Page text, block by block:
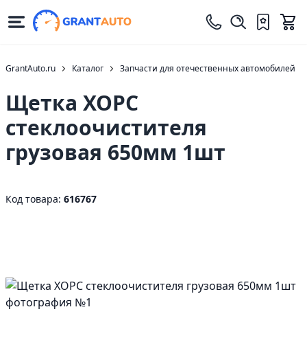
GrantAuto.ru Каталог Запчасти для отечественных автомобилей
Щетка ХОРС
стеклоочистителя
грузовая 650мм 1шт
Код товара: 616767